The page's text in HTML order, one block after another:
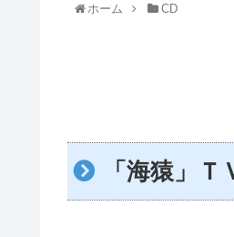
ホーム CD
「海猿」